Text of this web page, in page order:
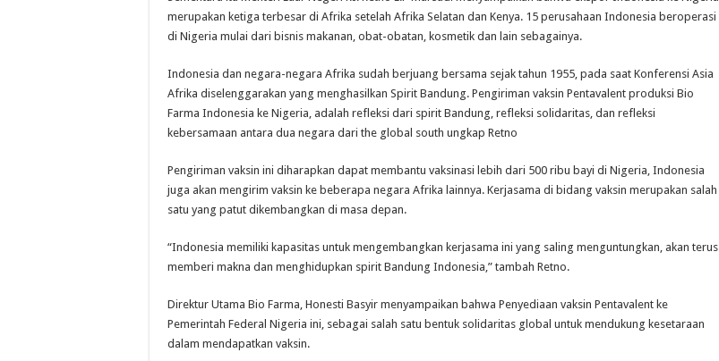
merupakan ketiga terbesar di Afrika setelah Afrika Selatan dan Kenya. 15 perusahaan Indonesia beroperasi
di Nigeria mulai dari bisnis makanan, obat-obatan, kosmetik dan lain sebagainya.
Indonesia dan negara-negara Afrika sudah berjuang bersama sejak tahun 1955, pada saat Konferensi Asia
Afrika diselenggarakan yang menghasilkan Spirit Bandung. Pengiriman vaksin Pentavalent produksi Bio
Farma Indonesia ke Nigeria, adalah refleksi dari spirit Bandung, refleksi solidaritas, dan refleksi
kebersamaan antara dua negara dari the global south ungkap Retno
Pengiriman vaksin ini diharapkan dapat membantu vaksinasi lebih dari 500 ribu bayi di Nigeria, Indonesia
juga akan mengirim vaksin ke beberapa negara Afrika lainnya. Kerjasama di bidang vaksin merupakan salah
satu yang patut dikembangkan di masa depan.
“Indonesia memiliki kapasitas untuk mengembangkan kerjasama ini yang saling menguntungkan, akan terus
memberi makna dan menghidupkan spirit Bandung Indonesia,” tambah Retno.
Direktur Utama Bio Farma, Honesti Basyir menyampaikan bahwa Penyediaan vaksin Pentavalent ke
Pemerintah Federal Nigeria ini, sebagai salah satu bentuk solidaritas global untuk mendukung kesetaraan
dalam mendapatkan vaksin.